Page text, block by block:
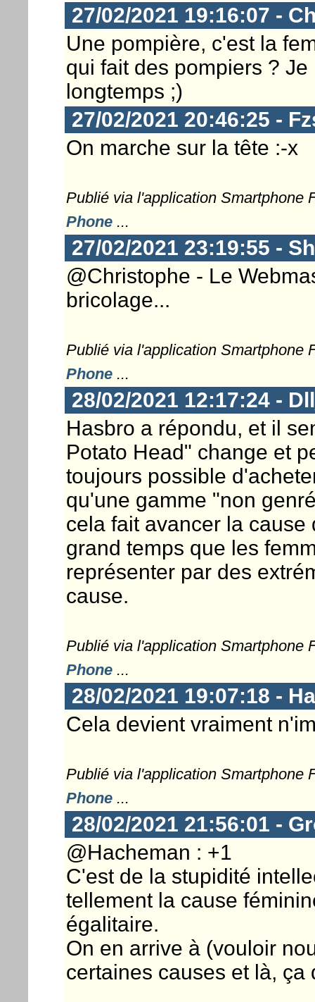
27/02/2021 19:16:07 -
Une pompière, c'est la
qui fait des pompiers ?
longtemps ;)
27/02/2021 20:46:25 -
On marche sur la tête :-x
Publié via l'application Smartphone
Phone...
27/02/2021 23:19:55 -
@Christophe - Le
bricolage...
Publié via l'application Smartphone
Phone...
28/02/2021 12:17:24 -
Hasbro a répondu, et il
Potato Head" change et
toujours possible
qu'une gamme "non
cela fait avancer la
grand temps que les
représenter par des
cause.
Publié via l'application Smartphone
Phone...
28/02/2021 19:07:18 -
Cela devient vraiment
Publié via l'application Smartphone
Phone...
28/02/2021 21:56:01 -
@Hacheman : +1
C'est de la stupidité
tellement la cause
égalitaire.
On en arrive à (vouloir
certaines causes et là,